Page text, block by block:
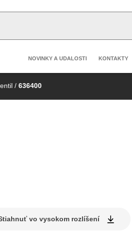
Header
NOVINKY A UDALOSTI KONTAKTY
/ 636400
vo vysokom rozlíšení